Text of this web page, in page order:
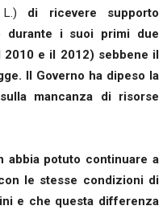
L.) di ricevere supporto
durante i suoi primi due
e il 2012) sebbene il
Il Governo ha dipeso la
mancanza di risorse
abbia potuto continuare a
le stesse condizioni di
e che questa differenza